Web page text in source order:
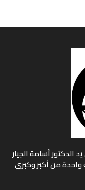
ميديكال فارما عام 1994 على يد الدكتور أسامة الجيار
واحدة من أكبر وكبرى